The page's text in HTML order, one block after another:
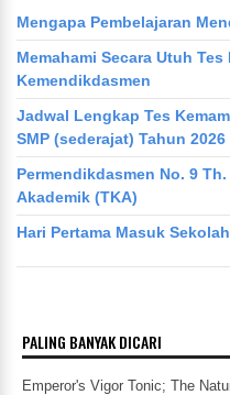
Mengapa Pembelajaran
Memahami Secara Utuh
Kemendikdasmen
Jadwal Lengkap Tes
SMP (sederajat) Tahun 2026
Permendikdasmen No. 9
Akademik (TKA)
Hari Pertama Masuk
PALING BANYAK DICARI
Emperor's Vigor Tonic; The